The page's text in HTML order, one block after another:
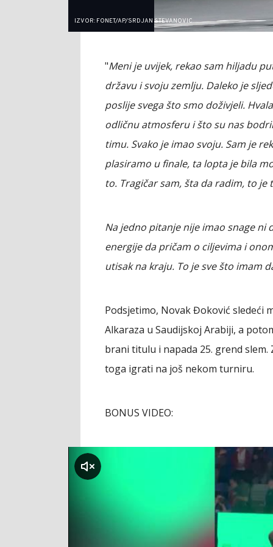
IZVOR: FONET/AP/SRDJAN STEVANOVIC
"Meni je uvijek, rekao sam hiljadu
državu i svoju zemlju. Daleko je
poslije svega što smo doživjeli.
odličnu atmosferu i što su nas
timu. Svako je imao svoju. Sam je
plasiramo u finale, ta lopta je bila
to. Tragičar sam, šta da radim, to je
Na jedno pitanje nije imao snage ni
energije da pričam o ciljevima i
utisak na kraju. To je sve što imam
Podsjetimo, Novak Đoković sledeći
Alkaraza u Saudijskoj Arabiji, a
brani titulu i napada 25. grend
toga igrati na još nekom turniru.
BONUS VIDEO:
klikni za zvuk